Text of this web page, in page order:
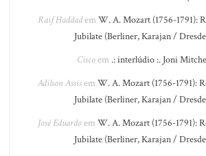
Raif Haddadem W. A. Mozart (1756-1791):
Jubilate (Berliner, Karajan /
Ciscoem .: interlúdio :. Joni
Adilson Assisem W. A. Mozart (1756-1791):
Jubilate (Berliner, Karajan /
José Eduardoem W. A. Mozart (1756-1791):
Jubilate (Berliner, Karajan /